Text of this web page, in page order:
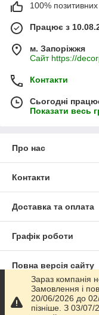
100% позитивних
Працює з
м. Запоріжжя
Сайт https://
Контакти
Сьогодні
Показати весь
Про нас
Контакти
Доставка та оплата
Графік роботи
Повна версія сайту
Сайт створено на
Зараз компанія
Замовлення і
20/06/2026 до
пізніше. З 03/